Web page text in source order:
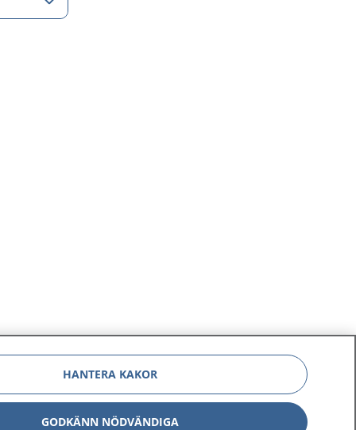
HANTERA KAKOR
GODKÄNN NÖDVÄNDIGA